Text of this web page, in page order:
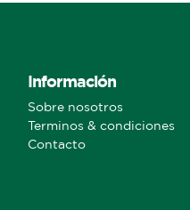
Información
Sobre nosotros
Terminos & condiciones
Contacto